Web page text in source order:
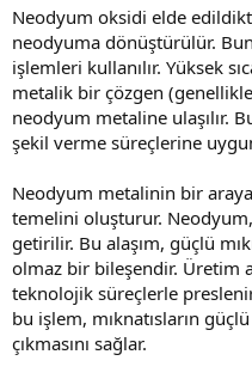
Neodyum oksidi elde
neodyuma dönüştürülür.
işlemleri kullanılır. Yüksek
metalik bir çözgen
neodyum metaline ulaşılır.
şekil verme süreçlerine
Neodyum metalinin bir
temelini oluşturur.
getirilir. Bu alaşım, güçlü
olmaz bir bileşendir. Üretim
teknolojik süreçlerle
bu işlem, mıknatısların
çıkmasını sağlar.